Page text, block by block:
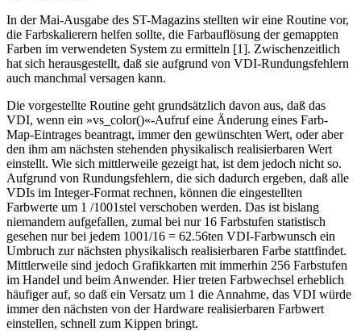
In der Mai-Ausgabe des ST-Magazins stellten wir eine Routine vor,
die Farbskalierern helfen sollte, die Farbauflösung der gemappten
Farben im verwendeten System zu ermitteln [1]. Zwischenzeitlich
hat sich herausgestellt, daß sie aufgrund von VDI-Rundungsfehlern
auch manchmal versagen kann.
Die vorgestellte Routine geht grundsätzlich davon aus, daß das
VDI, wenn ein »vs_color()«-Aufruf eine Änderung eines Farb-
Map-Eintrages beantragt, immer den gewünschten Wert, oder aber
den ihm am nächsten stehenden physikalisch realisierbaren Wert
einstellt. Wie sich mittlerweile gezeigt hat, ist dem jedoch nicht so.
Aufgrund von Rundungsfehlern, die sich dadurch ergeben, daß alle
VDIs im Integer-Format rechnen, können die eingestellten
Farbwerte um 1 /1001stel verschoben werden. Das ist bislang
niemandem aufgefallen, zumal bei nur 16 Farbstufen statistisch
gesehen nur bei jedem 1001/16 = 62.56ten VDI-Farbwunsch ein
Umbruch zur nächsten physikalisch realisierbaren Farbe stattfindet.
Mittlerweile sind jedoch Grafikkarten mit immerhin 256 Farbstufen
im Handel und beim Anwender. Hier treten Farbwechsel erheblich
häufiger auf, so daß ein Versatz um 1 die Annahme, das VDI würde
immer den nächsten von der Hardware realisierbaren Farbwert
einstellen, schnell zum Kippen bringt.